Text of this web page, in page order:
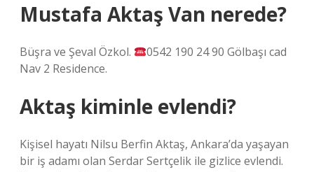
Mustafa Aktaş Van nerede?
Büşra ve Şeval Özkol.
0542 190 24 90 Gölbaşı cad
Nav 2 Residence.
Aktaş kiminle evlendi?
Kişisel hayatı Nilsu Berfin Aktaş, Ankara’da yaşayan
bir iş adamı olan Serdar Sertçelik ile gizlice evlendi.